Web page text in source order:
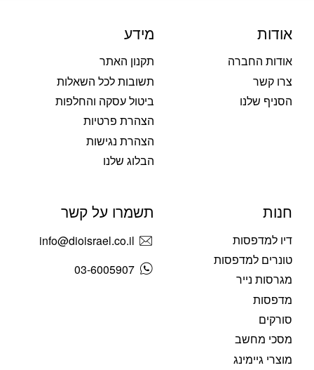
אודות
אודות החברה
צרו קשר
הסניף שלנו
מידע
תקנון האתר
תשובות לכל השאלות
ביטול עסקה והחלפות
הצהרת פרטיות
הצהרת נגישות
הבלוג שלנו
חנות
דיו למדפסות
טונרים למדפסות
מגרסות נייר
מדפסות
סורקים
מסכי מחשב
מוצרי גיימינג
תשמרו על קשר
info@dioisrael.co.il
03-6005907